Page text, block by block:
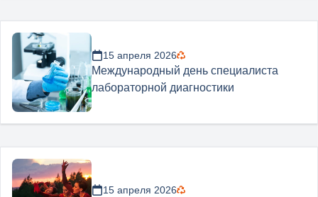
15 апреля 2026
Международный день специалиста
лабораторной диагностики
15 апреля 2026